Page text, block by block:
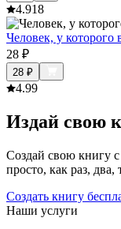
4.918
Человек, у которого
28 ₽
28 ₽
4.99
Издай свою
Создай свою книгу
просто, как раз, два,
Создать книгу
Наши услуги